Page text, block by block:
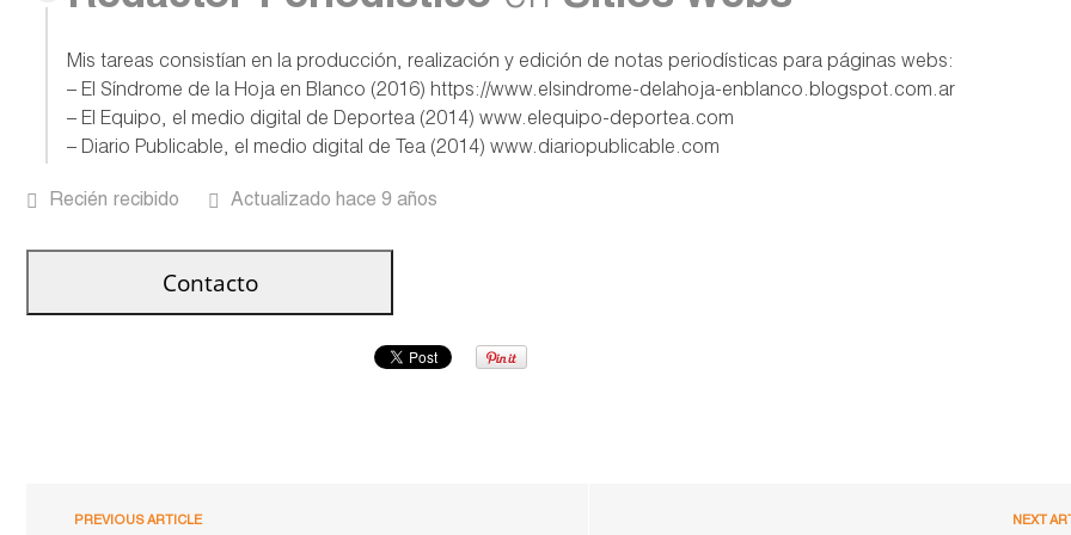
Mis tareas consistían en la producción, realización y edición de notas periodísticas para páginas webs:
– El Síndrome de la Hoja en Blanco (2016) https://www.elsindrome-delahoja-enblanco.blogspot.com.ar
– El Equipo, el medio digital de Deportea (2014) www.elequipo-deportea.com
– Diario Publicable, el medio digital de Tea (2014) www.diariopublicable.com
Recién recibido Actualizado hace 9 años
PREVIOUS ARTICLE NEXT